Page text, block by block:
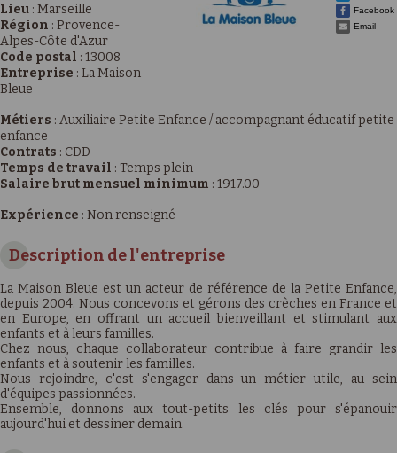
Facebook
Email
Lieu : Marseille
Région : Provence-
Alpes-Côte d'Azur
Code postal : 13008
Entreprise : La Maison
Bleue
Métiers : Auxiliaire Petite Enfance / accompagnant éducatif petite
enfance
Contrats : CDD
Temps de travail : Temps plein
Salaire brut mensuel minimum : 1917.00
Expérience : Non renseigné
Description de l'entreprise
La Maison Bleue est un acteur de référence de la Petite Enfance,
depuis 2004. Nous concevons et gérons des crèches en France et
en Europe, en offrant un accueil bienveillant et stimulant aux
enfants et à leurs familles.
Chez nous, chaque collaborateur contribue à faire grandir les
enfants et à soutenir les familles.
Nous rejoindre, c'est s'engager dans un métier utile, au sein
d'équipes passionnées.
Ensemble, donnons aux tout-petits les clés pour s'épanouir
aujourd'hui et dessiner demain.